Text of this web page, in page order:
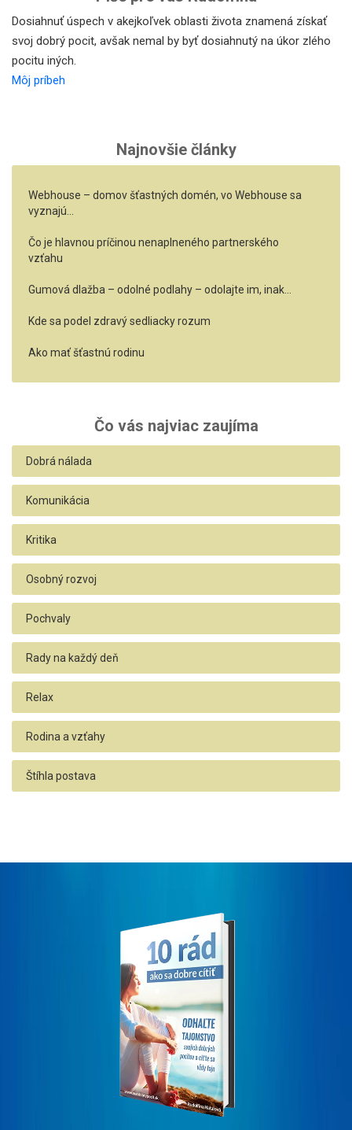
Dosiahnuť úspech v akejkoľvek oblasti života znamená získať
svoj dobrý pocit, avšak nemal by byť dosiahnutý na úkor zlého
pocitu iných.
Môj príbeh
Najnovšie články
Webhouse – domov šťastných domén, vo Webhouse sa
vyznajú…
Čo je hlavnou príčinou nenaplneného partnerského
vzťahu
Gumová dlažba – odolné podlahy – odolajte im, inak…
Kde sa podel zdravý sedliacky rozum
Ako mať šťastnú rodinu
Čo vás najviac zaujíma
Dobrá nálada
Komunikácia
Kritika
Osobný rozvoj
Pochvaly
Rady na každý deň
Relax
Rodina a vzťahy
Štíhla postava